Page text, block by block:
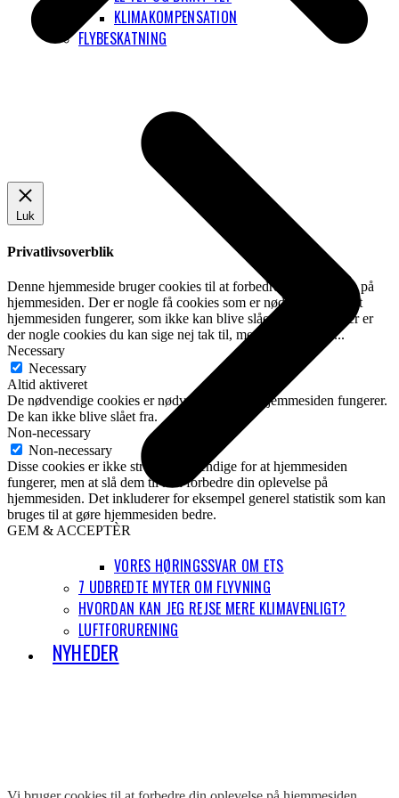
KLIMAKOMPENSATION
FLYBESKATNING
VORES HØRINGSSVAR OM ETS
7 UDBREDTE MYTER OM FLYVNING
HVORDAN KAN JEG REJSE MERE KLIMAVENLIGT?
LUFTFORURENING
NYHEDER
Luk
Privatlivsoverblik
Denne hjemmeside bruger cookies til at forbedre din oplevelse på
hjemmesiden. Der er nogle få cookies som er nødvendige for at
hjemmesiden fungerer, som ikke kan blive slået fra. Derudover er
der nogle cookies du kan sige nej tak til, men som kan påv ...
Necessary
Necessary
Altid aktiveret
De nødvendige cookies er nødvendige for at hjemmesiden fungerer.
De kan ikke blive slået fra.
Non-necessary
Non-necessary
Disse cookies er ikke strengt nødvendige for at hjemmesiden
fungerer, men at slå dem til kan forbedre din oplevelse på
hjemmesiden. Det inkluderer for eksempel generel statistik som kan
bruges til at gøre hjemmesiden bedre.
GEM & ACCEPTÈR